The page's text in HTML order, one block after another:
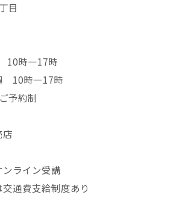
目
10時—17時
時—17時
予約制
店
ンライン受講
通費支給制度あり